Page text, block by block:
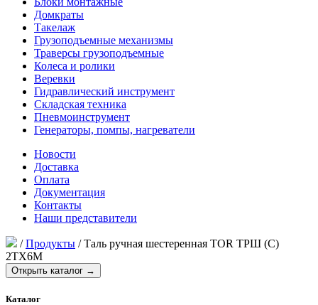
Домкраты
Такелаж
Грузоподъемные механизмы
Траверсы грузоподъемные
Колеса и ролики
Веревки
Гидравлический инструмент
Складская техника
Пневмоинструмент
Генераторы, помпы, нагреватели
Новости
Доставка
Оплата
Документация
Контакты
Наши представители
/Продукты /Таль ручная шестеренная TOR ТРШ (C)
2ТХ6М
Открыть каталог →
Каталог